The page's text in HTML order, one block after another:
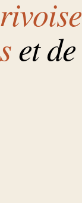
et de